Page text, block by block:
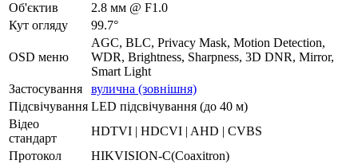
Об'єктив
2.8 мм @ F1.0
Кут огляду
99.7°
OSD меню
AGC, BLC, Privacy Mask, Motion Detection,
WDR, Brightness, Sharpness, 3D DNR, Mirror,
Smart Light
Застосування
вулична (зовнішня)
Підсвічування LED підсвічування (до 40 м)
Відео
стандарт
HDTVI | HDCVI | AHD | CVBS
Протокол
HIKVISION-C(Coaxitron)